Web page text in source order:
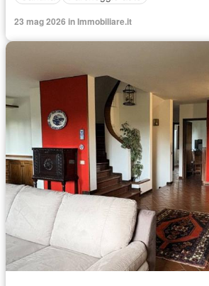
23 mag 2026 in Immobiliare.it